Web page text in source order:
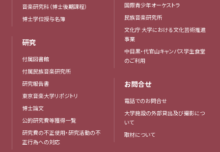
音楽研究科（博士後期課程）
博士学位授与名簿
研究
付属図書館
付属民族音楽研究所
研究報告書
東京音楽大学リポジトリ
博士論文
公的研究費等獲得一覧
研究費の不正使用・研究活動の不
正行為への対応
国際青少年オーケストラ
民族音楽研究所
文化庁 大学における文化芸術推進
事業
中目黒・代官山キャンパス学生食堂
のご利用
お問合せ
電話でのお問合せ
大学施設の外部貸出及び撮影につ
いて
取材について